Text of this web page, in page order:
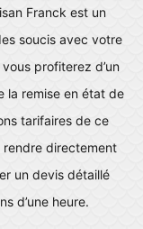
Franck est un
soucis avec votre
profiterez d’un
la remise en état de
tarifaires de ce
rendre directement
un devis détaillé
d’une heure.